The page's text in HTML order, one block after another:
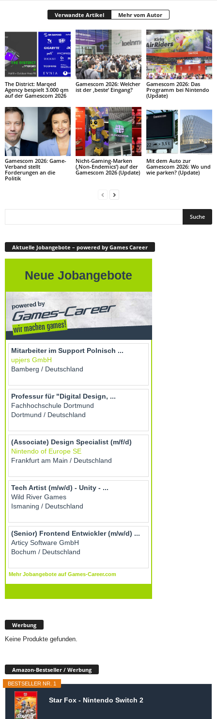
Verwandte Artikel Mehr vom Autor
The District: Marqed
Agency bespielt 3.000 qm
auf der Gamescom 2026
Gamescom 2026: Welcher
ist der ‚beste‘ Eingang?
Gamescom 2026: Das
Programm bei Nintendo
(Update)
Gamescom 2026: Game-
Verband stellt
Forderungen an die
Politik
Nicht-Gaming-Marken
(‚Non-Endemics‘) auf der
Gamescom 2026 (Update)
Mit dem Auto zur
Gamescom 2026: Wo und
wie parken? (Update)
Aktuelle Jobangebote – powered by Games Career
Werbung
Keine Produkte gefunden.
Amazon-Bestseller / Werbung
BESTSELLER NR. 1
Star Fox - Nintendo Switch 2